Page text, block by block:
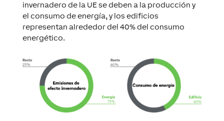
invernadero de la UE se deben a la producción y
el consumo de energía, y los edificios
representan alrededor del 40% del consumo
energético.